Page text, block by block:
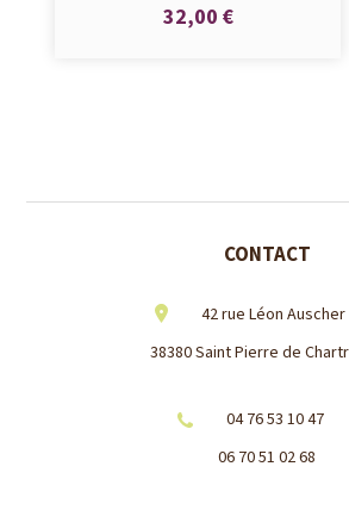
32,00 €
CONTACT
42 rue Léon Auscher
38380 Saint Pierre de
04 76 53 10 47
06 70 51 02 68